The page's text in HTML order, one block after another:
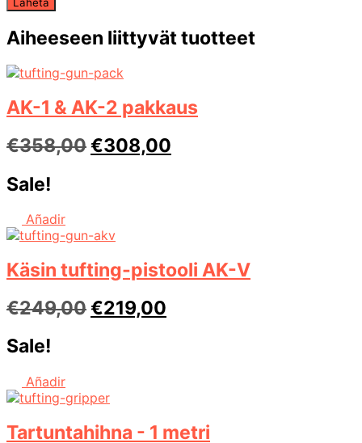
Aiheeseen liittyvät tuotteet
AK-1 & AK-2 pakkaus
€358,00Alkuperäinen
€308,00
Sale!
Añadir
Käsin tufting-pistooli AK-V
€249,00Alkuperäinen
€219,00
Sale!
Añadir
Tartuntahihna - 1 metri